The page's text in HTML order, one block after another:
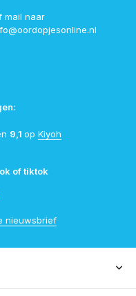
mail naar
9,1 op Kiyoh
of tiktok
nieuwsbrief